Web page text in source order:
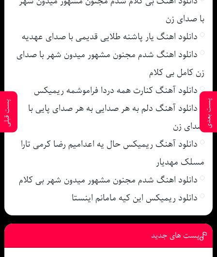
پست بعدی پست قبلی
با صدای زن
دانلود اهنگ یار پاشنه طلایی قدیمی با صدای عهدیه
دانلود اهنگ شدم مجنون مشهور میدون شهر با صدای
زن کامل بی کلام
دانلود آهنگ کنارت همه دردا فراموشمه ریمیکس
دانلود آهنگ دلم به هر صدایی به هر صدای پایی با
صدای زن
دانلود آهنگ ریمیکس حال یه اعدامیم رضا کرمی تارا
مسلک مهدیار
دانلود اهنگ شدم مجنون مشهور میدون شهر بی کلام
دانلود ریمیکس این کیه مامانم اینستا
پست های جدید